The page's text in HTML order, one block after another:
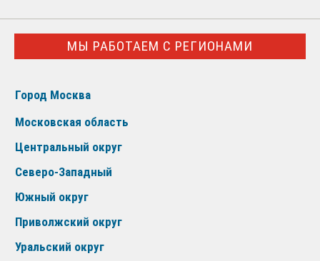
МЫ РАБОТАЕМ С РЕГИОНАМИ
Город Москва
Московская область
Центральный округ
Северо-Западный
Южный округ
Приволжский округ
Уральский округ